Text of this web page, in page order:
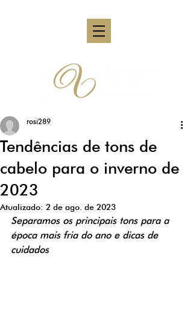
Tendências de tons de
cabelo para o inverno de
2023
rosi289
Atualizado: 2 de ago. de 2023
Separamos os principais tons para a
época mais fria do ano e dicas de
cuidados